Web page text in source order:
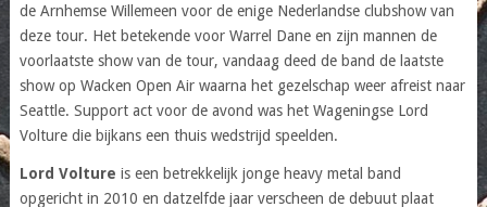
de Arnhemse Willemeen voor de enige Nederlandse clubshow van
deze tour. Het betekende voor Warrel Dane en zijn mannen de
voorlaatste show van de tour, vandaag deed de band de laatste
show op Wacken Open Air waarna het gezelschap weer afreist naar
Seattle. Support act voor de avond was het Wageningse Lord
Volture die bijkans een thuis wedstrijd speelden.
Lord Volture is een betrekkelijk jonge heavy metal band
opgericht in 2010 en datzelfde jaar verscheen de debuut plaat